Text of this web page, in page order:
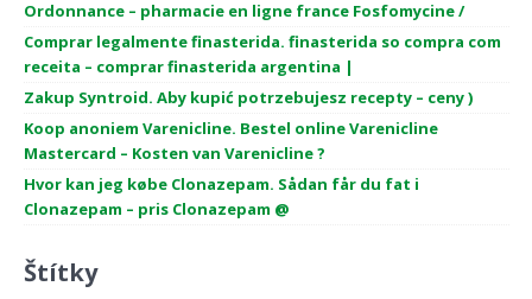
Ordonnance – pharmacie en ligne france Fosfomycine /
Comprar legalmente finasterida. finasterida so compra com
receita – comprar finasterida argentina |
Zakup Syntroid. Aby kupić potrzebujesz recepty – ceny )
Koop anoniem Varenicline. Bestel online Varenicline
Mastercard – Kosten van Varenicline ?
Hvor kan jeg købe Clonazepam. Sådan får du fat i
Clonazepam – pris Clonazepam @
Štítky